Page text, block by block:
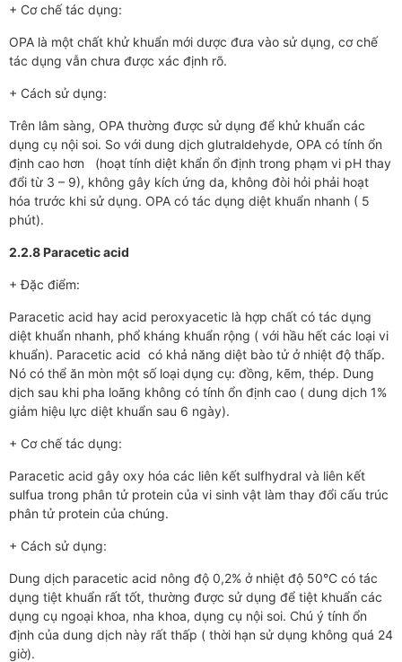
+ Cơ chế tác dụng:
OPA là một chất khử khuẩn mới dược đưa vào sử dụng, cơ chế
tác dụng vẫn chưa được xác định rõ.
+ Cách sử dụng:
Trên lâm sàng, OPA thường được sử dụng để khử khuẩn các
dụng cụ nội soi. So với dung dịch glutraldehyde, OPA có tính ổn
định cao hơn (hoạt tính diệt khẩn ổn định trong phạm vi pH thay
đổi từ 3 – 9), không gây kích ứng da, không đòi hỏi phải hoạt
hóa trước khi sử dụng. OPA có tác dụng diệt khuẩn nhanh ( 5
phút).
2.2.8 Paracetic acid
+ Đặc điểm:
Paracetic acid hay acid peroxyacetic là hợp chất có tác dụng
diệt khuẩn nhanh, phổ kháng khuẩn rộng ( với hầu hết các loại vi
khuẩn). Paracetic acid có khả năng diệt bào tử ở nhiệt độ thấp.
Nó có thể ăn mòn một số loại dụng cụ: đồng, kẽm, thép. Dung
dịch sau khi pha loãng không có tính ổn định cao ( dung dịch 1%
giảm hiệu lực diệt khuẩn sau 6 ngày).
+ Cơ chế tác dụng:
Paracetic acid gây oxy hóa các liên kết sulfhydral và liên kết
sulfua trong phân tử protein của vi sinh vật làm thay đổi cấu trúc
phân tử protein của chúng.
+ Cách sử dụng:
Dung dịch paracetic acid nông độ 0,2% ở nhiệt độ 50°C có tác
dụng tiệt khuẩn rất tốt, thường được sử dụng để tiệt khuẩn các
dụng cụ ngoại khoa, nha khoa, dụng cụ nội soi. Chú ý tính ổn
định của dung dịch này rất thấp ( thời hạn sử dụng không quá 24
giờ).